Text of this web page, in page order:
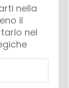
nella
il
nel